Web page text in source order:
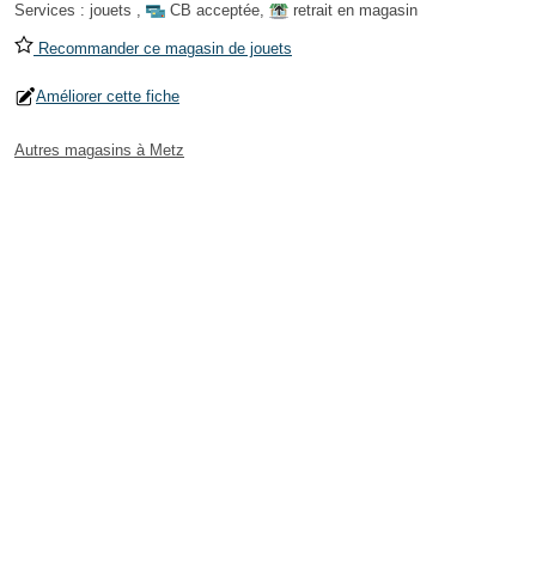
Services : jouets , CB acceptée, retrait en magasin
Recommander ce magasin de jouets
Améliorer cette fiche
Autres magasins à Metz